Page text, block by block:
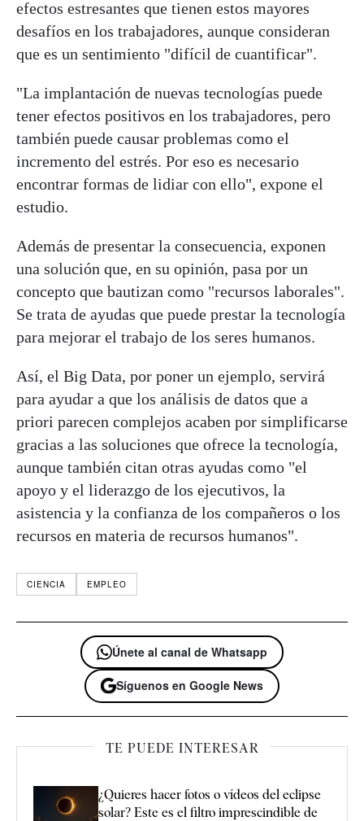
efectos estresantes que tienen estos mayores
desafíos en los trabajadores, aunque consideran
que es un sentimiento "difícil de cuantificar".
"La implantación de nuevas tecnologías puede
tener efectos positivos en los trabajadores, pero
también puede causar problemas como el
incremento del estrés. Por eso es necesario
encontrar formas de lidiar con ello", expone el
estudio.
Además de presentar la consecuencia, exponen
una solución que, en su opinión, pasa por un
concepto que bautizan como "recursos laborales".
Se trata de ayudas que puede prestar la tecnología
para mejorar el trabajo de los seres humanos.
Así, el Big Data, por poner un ejemplo, servirá
para ayudar a que los análisis de datos que a
priori parecen complejos acaben por simplificarse
gracias a las soluciones que ofrece la tecnología,
aunque también citan otras ayudas como "el
apoyo y el liderazgo de los ejecutivos, la
asistencia y la confianza de los compañeros o los
recursos en materia de recursos humanos".
CIENCIA EMPLEO
Únete al canal de Whatsapp
Síguenos en Google News
TE PUEDE INTERESAR
¿Quieres hacer fotos o vídeos del eclipse
solar? Este es el filtro imprescindible de